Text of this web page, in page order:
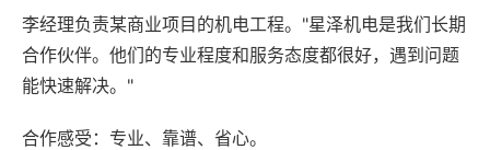
李经理负责某商业项目的机电工程。"星泽机电是我们长期
合作伙伴。他们的专业程度和服务态度都很好，遇到问题
能快速解决。"
合作感受：专业、靠谱、省心。